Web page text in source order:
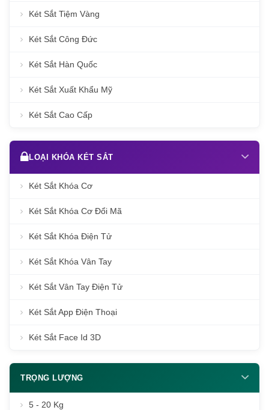
Két Sắt Tiệm Vàng
Két Sắt Công Đức
Két Sắt Hàn Quốc
Két Sắt Xuất Khẩu Mỹ
Két Sắt Cao Cấp
LOẠI KHÓA KÉT SẮT
Két Sắt Khóa Cơ
Két Sắt Khóa Cơ Đổi Mã
Két Sắt Khóa Điện Tử
Két Sắt Khóa Vân Tay
Két Sắt Vân Tay Điện Tử
Két Sắt App Điện Thoại
Két Sắt Face Id 3D
TRỌNG LƯỢNG
5 - 20 Kg